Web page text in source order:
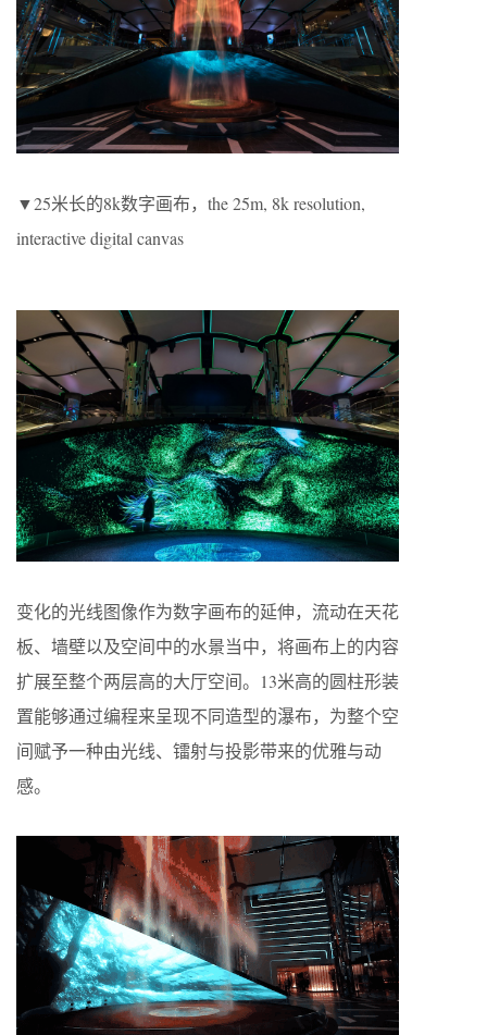
▼25米长的8k数字画布，the 25m, 8k resolution,
interactive digital canvas
变化的光线图像作为数字画布的延伸，流动在天花
板、墙壁以及空间中的水景当中，将画布上的内容
扩展至整个两层高的大厅空间。13米高的圆柱形装
置能够通过编程来呈现不同造型的瀑布，为整个空
间赋予一种由光线、镭射与投影带来的优雅与动
感。